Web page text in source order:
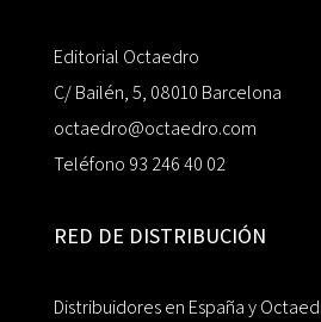
Editorial Octaedro
C/ Bailén, 5, 08010 Barcelona
octaedro@octaedro.com
Teléfono 93 246 40 02
RED DE DISTRIBUCIÓN
Distribuidores en España y